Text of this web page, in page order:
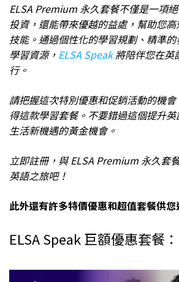
ELSA Premium 永久套餐不僅是一項
投資，還能帶來優越的益處，幫助您
技能。通過個性化的學習規劃、精準
學習資源， ELSA Speak將陪伴您在英
行。
請把握這次特別優惠和促銷活動的機
得這款學習套餐。不要錯過這個提升
生活新機遇的黃金機會。
立即註冊，與 ELSA Premium 永久套
英語之旅吧！
此外還有許多特價優惠和超值套餐供您
ELSA Speak 巨額優惠套餐：